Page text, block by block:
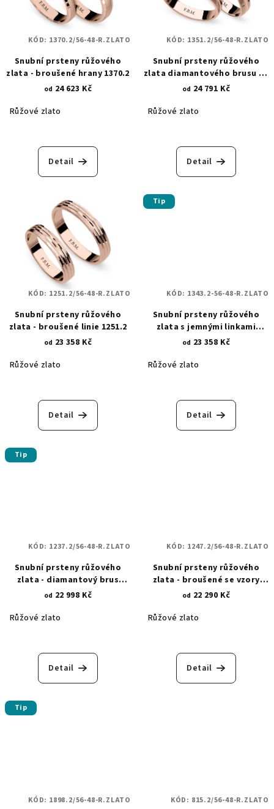
Snubní prsteny růžového
zlata - broušené hrany 1370.2
od 24 623 Kč
Růžové zlato
Detail
KÓD: 1370.2/56-48-R.ZLATO
Snubní prsteny růžového
zlata diamantového brusu - s
lesklými vzory 1351.2
od 24 791 Kč
Růžové zlato
Detail
KÓD: 1351.2/56-48-R.ZLATO
Snubní prsteny růžového
zlata - broušené linie 1251.2
od 23 358 Kč
Růžové zlato
Detail
KÓD: 1251.2/56-48-R.ZLATO
Tip
Snubní prsteny růžového
zlata s jemnými linkami
1343.2
od 23 358 Kč
Růžové zlato
Detail
KÓD: 1343.2-56-48-R.ZLATO
Tip
Snubní prsteny růžového
zlata - diamantový brus
1237.2
od 22 998 Kč
Růžové zlato
Detail
KÓD: 1237.2/56-48-R.ZLATO
Snubní prsteny růžového
zlata - broušené se vzory
1247.2
od 22 290 Kč
Růžové zlato
Detail
KÓD: 1247.2/56-48-R.ZLATO
Tip
KÓD: 1898.2/56-48-R.ZLATO KÓD: 815.2/56-48-R.ZLATO